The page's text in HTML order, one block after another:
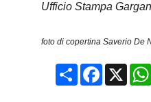
Ufficio Stampa
foto di copertina Saverio De